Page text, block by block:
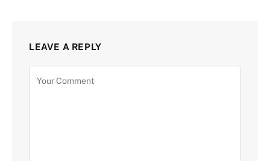
LEAVE A REPLY